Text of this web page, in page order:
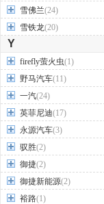
雪佛兰(24)
雪铁龙(20)
Y
firefly萤火虫(1)
野马汽车(11)
一汽(24)
英菲尼迪(17)
永源汽车(3)
驭胜(2)
御捷(2)
御捷新能源(2)
裕路(1)